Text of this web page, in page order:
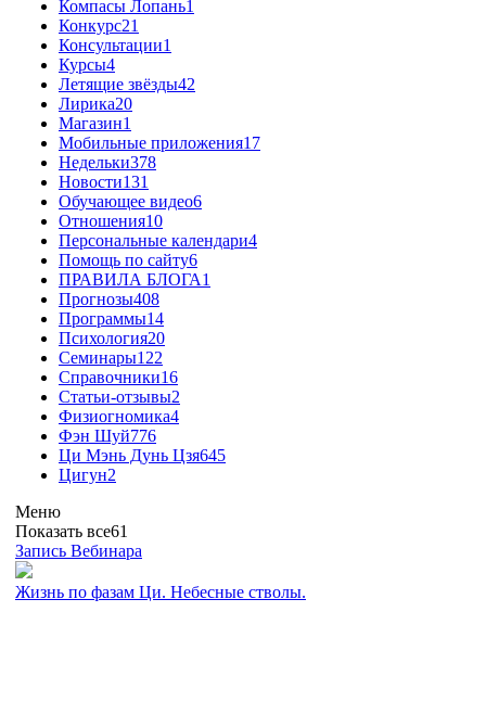
Компасы Лопань1
Конкурс21
Консультации1
Курсы4
Летящие звёзды42
Лирика20
Магазин1
Мобильные приложения17
Недельки378
Новости131
Обучающее видео6
Отношения10
Персональные календари4
Помощь по сайту6
ПРАВИЛА БЛОГА1
Прогнозы408
Программы14
Психология20
Семинары122
Справочники16
Статьи-отзывы2
Физиогномика4
Фэн Шуй776
Ци Мэнь Дунь Цзя645
Цигун2
Меню
Показать все61
Запись Вебинара
Жизнь по фазам Ци. Небесные стволы.